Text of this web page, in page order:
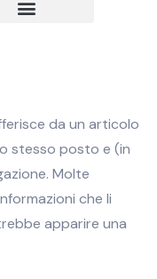
da un articolo
stesso posto e (in
Molte
che li
apparire una